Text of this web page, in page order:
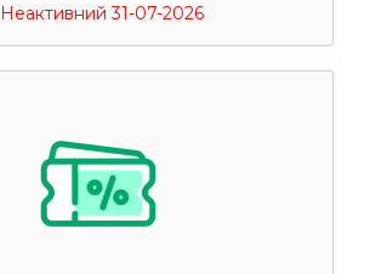
Неактивний 31-07-2026